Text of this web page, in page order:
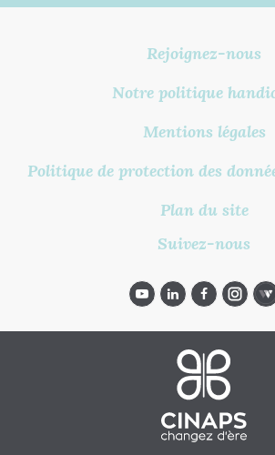
Rejoignez-nous
Notre politique
Mentions légales
Politique de protection des
Plan du site
Suivez-nous